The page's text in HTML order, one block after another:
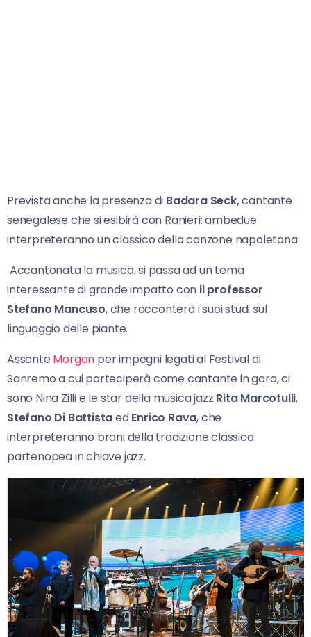
Prevista anche la presenza di Badara Seck,cantante
senegalese che si esibirà con Ranieri: ambedue
interpreteranno un classico della canzone napoletana.
Accantonata la musica, si passa ad un tema
interessante di grande impatto con il professor
Stefano Mancuso, che racconterà i suoi studi sul
linguaggio delle piante.
Assente Morgan per impegni legati al Festival di
Sanremo a cui parteciperà come cantante in gara, ci
sono Nina Zilli e le star della musica jazz Rita Marcotulli,
Stefano Di BattistaedEnrico Rava, che
interpreteranno brani della tradizione classica
partenopea in chiave jazz.